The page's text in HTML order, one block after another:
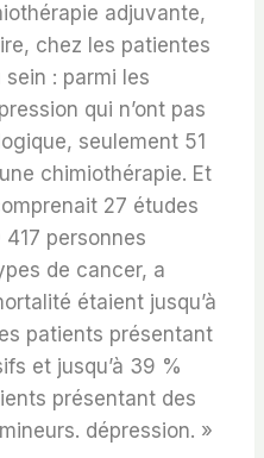
adjuvante,
chez les patientes
: parmi les
qui n’ont pas
seulement 51
chimiothérapie. Et
27 études
personnes
de cancer, a
étaient jusqu’à
patients présentant
et jusqu’à 39 %
présentant des
dépression. »